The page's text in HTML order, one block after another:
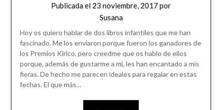
Publicada el 23 noviembre, 2017 por
Susana
Hoy os quiero hablar de dos libros infantiles que me han
fascinado. Me los enviaron porque fueron los ganadores de
los Premios Kirico, pero creedme que os hablo de ellos
porque, además de gustarme a mi, les han encantado a mis
fieras. De hecho me parecen ideales para regalar en estas
fechas. El que más…